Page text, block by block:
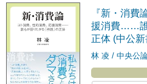
『新・消費
援消費……誰
正体 (中公新
林 凌 中央公